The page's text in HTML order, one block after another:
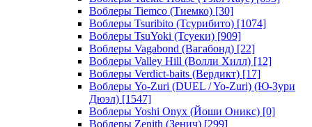
Воблеры Tiemco (Тиемко) [30]
Воблеры Tsuribito (Тсурибито) [1074]
Воблеры TsuYoki (Тсуеки) [909]
Воблеры Vagabond (Вагабонд) [22]
Воблеры Valley Hill (Волли Хилл) [12]
Воблеры Verdict-baits (Вердикт) [17]
Воблеры Yo-Zuri (DUEL / Yo-Zuri) (Ю-Зури
Дюэл) [1547]
Воблеры Yoshi Onyx (Йоши Оникс) [0]
Воблеры Zenith (Зенич) [299]